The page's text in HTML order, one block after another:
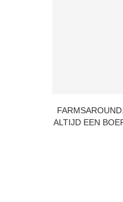
ALTIJD EEN